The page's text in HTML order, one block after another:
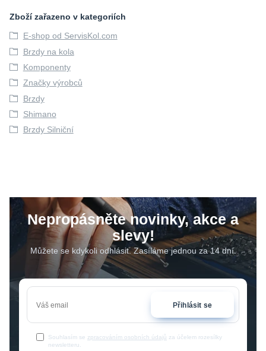
Zboží zařazeno v kategoriích
E-shop od ServisKol.com
Brzdy na kola
Komponenty
Značky výrobců
Brzdy
Shimano
Brzdy Silniční
Nepropásněte novinky, akce a
slevy!
Můžete se kdykoli odhlásit. Zasíláme jednou za 14 dní.
Přihlásit se
Souhlasím se zpracováním osobních údajů za účelem rozesílky
newsletteru.